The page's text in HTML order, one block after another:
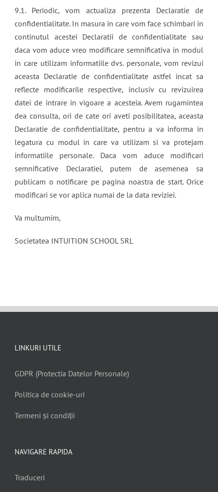
9.1. Periodic, vom actualiza prezenta Declaratie de
confidentialitate. In masura in care vom face schimbari in
continutul acestei Declaratii de confidentialitate sau
daca vom aduce vreo modificare semnificativa in modul
in care utilizam informatiile dvs. personale, vom revizui
aceasta Declaratie de confidentialitate astfel incat sa
reflecte modificarile respective, inclusiv cu revizuirea
datei de intrare in vigoare a acesteia. Avem rugamintea
dea consulta, ori de cate ori aveti posibilitatea, aceasta
Declaratie de confidentialitate, pentru a va informa in
legatura cu modul in care va utilizam si va protejam
informatiile personale. Daca vom aduce modificari
semnificative Declaratiei, putem de asemenea sa
publicam o notificare pe pagina noastra de start. Orice
modificari se vor aplica numai de la data reviziei.
Va multumim,
Societatea INTUITION SCHOOL SRL
LINKURI UTILE
GDPR (Protectia Datelor Personale)
Politica de cookie-uri
Termeni și condiții
NAVIGARE RAPIDA
Traduceri